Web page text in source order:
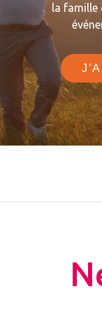
la famille